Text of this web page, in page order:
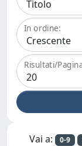
In ordine:
Risultati/
Vai a: 0-9